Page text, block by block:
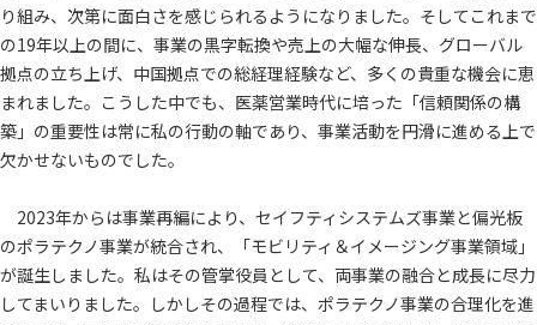
り組み、次第に面白さを感じられるようになりました。そしてこれまで
の19年以上の間に、事業の黒字転換や売上の大幅な伸長、グローバル
拠点の立ち上げ、中国拠点での総経理経験など、多くの貴重な機会に恵
まれました。こうした中でも、医薬営業時代に培った「信頼関係の構
築」の重要性は常に私の行動の軸であり、事業活動を円滑に進める上で
欠かせないものでした。
2023年からは事業再編により、セイフティシステムズ事業と偏光板
のポラテクノ事業が統合され、「モビリティ＆イメージング事業領域」
が誕生しました。私はその管掌役員として、両事業の融合と成長に尽力
してまいりました。しかしその過程では、ポラテクノ事業の合理化を進